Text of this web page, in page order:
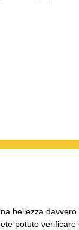
bellezza
potuto